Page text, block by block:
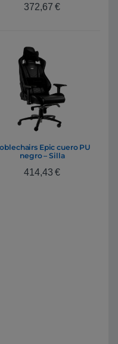
372,67€
Epic cuero PU
negro – Silla
414,43€